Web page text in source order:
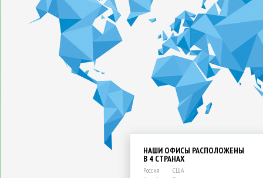
НАШИ ОФИСЫ РАСПОЛОЖЕНЫ
В 4 СТРАНАХ
Россия
США